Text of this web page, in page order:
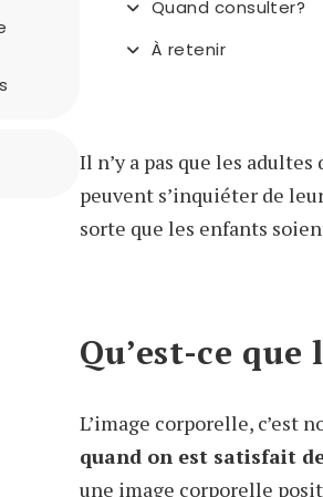
Quand consulter?
À retenir
Il n’y a pas que les
peuvent s’inquiéter de
sorte que les enfants
Qu’est-ce
L’image corporelle, c’est
quand on est satisfait
une image corporelle